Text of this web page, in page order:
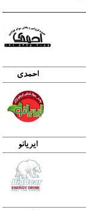
احمدی
ایریانو